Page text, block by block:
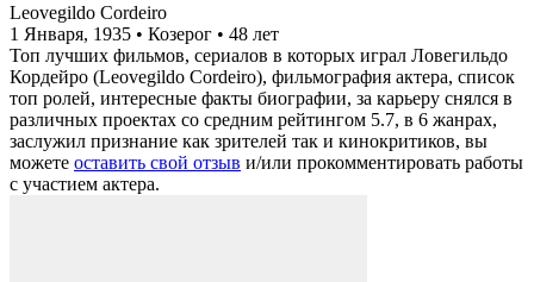
Leovegildo Cordeiro
1 Января, 1935 • Козерог • 48 лет
Топ лучших фильмов, сериалов в которых играл Ловегильдо
Кордейро (Leovegildo Cordeiro), фильмография актера, список
топ ролей, интересные факты биографии, за карьеру снялся в
различных проектах со средним рейтингом 5.7, в 6 жанрах,
заслужил признание как зрителей так и кинокритиков, вы
можете оставить свой отзыв и/или прокомментировать работы
с участием актера.